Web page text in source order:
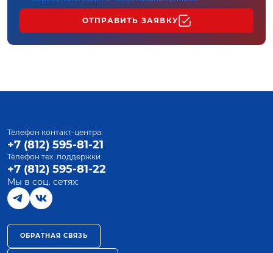
ОТПРАВИТЬ ЗАЯВКУ
Телефон контакт-центра:
+7 (812) 595-81-21
Телефон тех. поддержки:
+7 (812) 595-81-22
Мы в соц. сетях:
ОБРАТНАЯ СВЯЗЬ